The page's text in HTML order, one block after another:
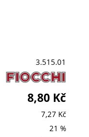
3.515.01
8,80 Kč
7,27 Kč
21 %